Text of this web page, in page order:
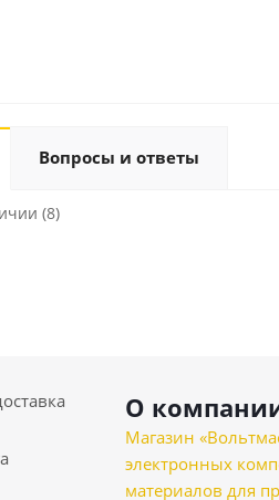
Вопросы и ответы
(8)
О
Магазин
электронных
материалов для